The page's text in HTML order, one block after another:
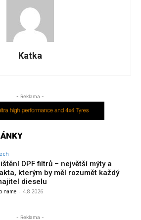
Katka
- Reklama -
DPF filtrů – největší mýty a
kterým by měl rozumět každý
dieselu
name - 4.8.2026
- Reklama -